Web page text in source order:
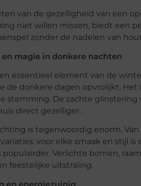
van de gezelligheid van een
niet willen missen, biedt een
zonder de nadelen van
magie in donkere nachten
essentieel element van de
de donkere dagen opvrolijkt. Het
stemming. De zachte
direct gezelliger.
is tegenwoordig enorm.
voor elke smaak en stijl
Verlichte bomen,
feestelijke uitstraling.